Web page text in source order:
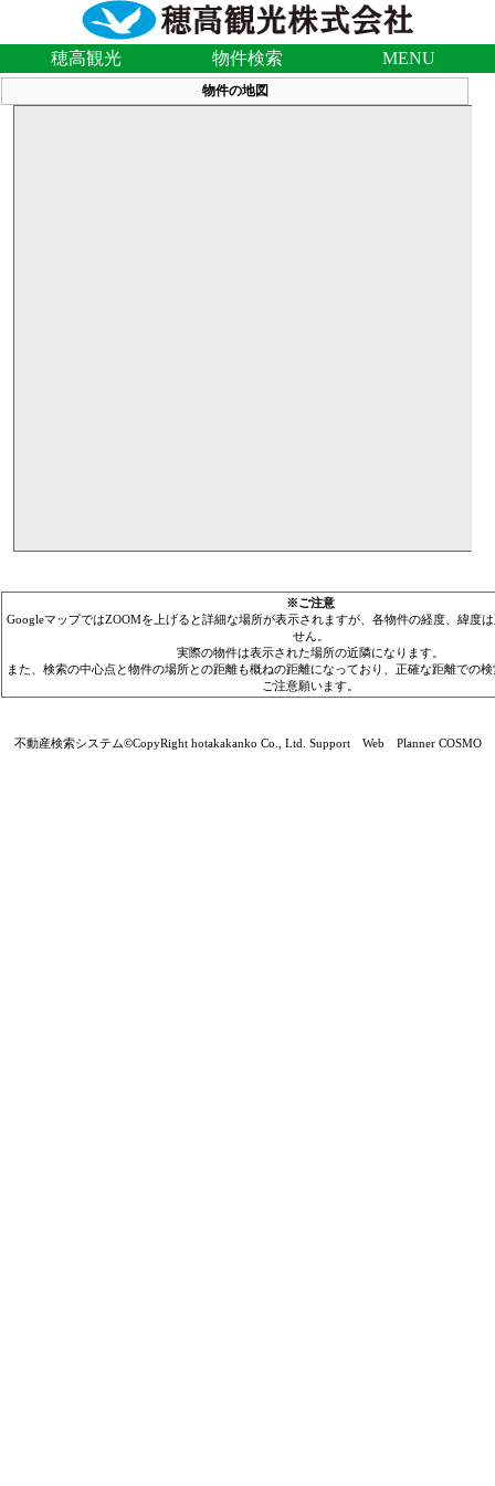
穂高観光 物件検索 MENU
物件の地図
※ご注意
GoogleマップではZOOMを上げると詳細な場所が表示されますが、各物件の経度、緯度
せん。
実際の物件は表示された場所の近隣になります。
また、検索の中心点と物件の場所との距離も概ねの距離になっており、正確な距離での
ご注意願います。
不動産検索システム©CopyRight hotakakanko Co., Ltd. Support Web Planner COSMO